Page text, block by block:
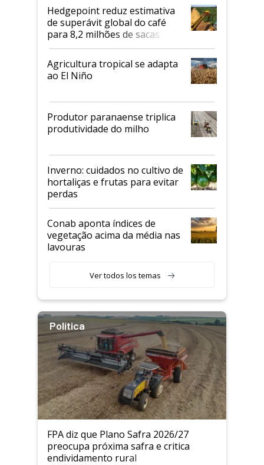
Hedgepoint reduz estimativa
de superávit global do café
para 8,2 milhões de sacas
Agricultura tropical se adapta
ao El Niño
Produtor paranaense triplica
produtividade do milho
Inverno: cuidados no cultivo de
hortaliças e frutas para evitar
perdas
Conab aponta índices de
vegetação acima da média nas
lavouras
Ver todos los temas
Política
FPA diz que Plano Safra 2026/27
preocupa próxima safra e critica
endividamento rural